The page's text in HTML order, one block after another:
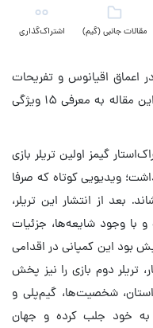
مقالات جانبی (گیم) اشتراک‌گذاری
اعماق اقیانوس و تفریحات
پا فراتر گذاشته که در این مقاله به معرفی ۱۵ ویژگی
راک‌استار گیمز اولین تریلر بازی
به نمایش گذاشت؛ ویدیویی کوتاه که صرفا
بعد از انتشار این تریلر،
با وجود شایعه‌ها، جزئیات
بود این کمپانی در اقدامی
تریلر دوم بازی را نیز پخش
شخصیت‌ها، گیم‌پلی و
به خود جلب کرده و جهان